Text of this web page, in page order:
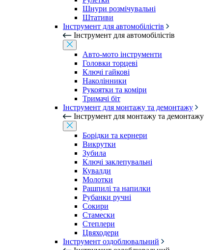
Шнури розмічувальні
Штативи
Інструмент для автомобілістів
Інструмент для автомобілістів
Авто-мото інструменти
Головки торцеві
Ключі гайкові
Наколінники
Рукоятки та коміри
Тримачі біт
Інструмент для монтажу та демонтажу
Інструмент для монтажу та демонтажу
Борідки та кернери
Викрутки
Зубила
Ключі заклепувальні
Кувалди
Молотки
Рашпилі та напилки
Рубанки ручні
Сокири
Стамески
Степлери
Цвяходери
Інструмент оздоблювальний